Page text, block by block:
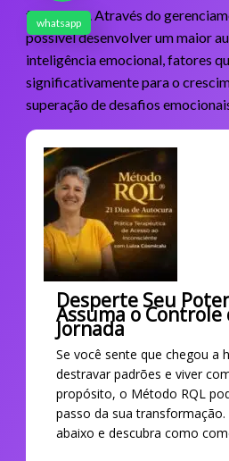
frustração. Através do
possível desenvolver um maior
inteligência emocional, fatores
significativamente para o
superação de desafios
Desperte Seu
Assuma o Controle
Jornada
Se você sente que chegou a
destravar padrões e viver
propósito, o Método RQL
passo da sua
abaixo e descubra como
whatsapp